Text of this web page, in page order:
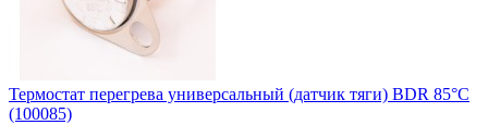
Термостат перегрева универсальный (датчик тяги) BDR 85°C
(100085)